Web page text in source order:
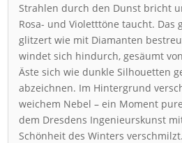
Strahlen durch den Dunst bricht
Rosa- und Violetttöne taucht. Das
glitzert wie mit Diamanten
windet sich hindurch, gesäumt
Äste sich wie dunkle Silhouetten
abzeichnen. Im Hintergrund
weichem Nebel – ein Moment
dem Dresdens Ingenieurskunst
Schönheit des Winters verschmilzt.